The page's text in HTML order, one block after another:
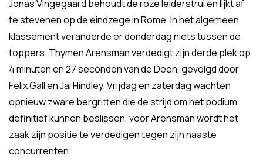
Jonas Vingegaard behoudt de roze leiderstrui en lijkt af
te stevenen op de eindzege in Rome. In het algemeen
klassement veranderde er donderdag niets tussen de
toppers. Thymen Arensman verdedigt zijn derde plek op
4 minuten en 27 seconden van de Deen, gevolgd door
Felix Gall en Jai Hindley. Vrijdag en zaterdag wachten
opnieuw zware bergritten die de strijd om het podium
definitief kunnen beslissen, voor Arensman wordt het
zaak zijn positie te verdedigen tegen zijn naaste
concurrenten.